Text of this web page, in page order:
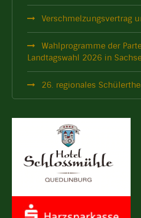
Verschmelzungsvertrag
Wahlprogramme der
Landtagswahl 2026 in
26. regionales